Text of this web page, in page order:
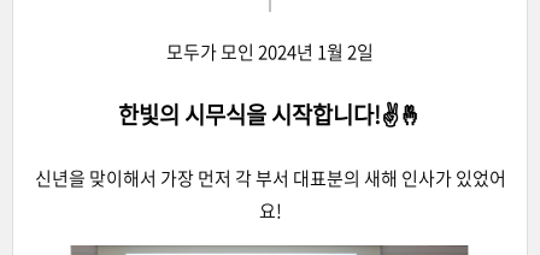
모두가 모인 2024년 1월 2일
한빛의 시무식을 시작합니다!✌🤞
신년을 맞이해서 가장 먼저 각 부서 대표분의 새해 인사가 있었어
요!